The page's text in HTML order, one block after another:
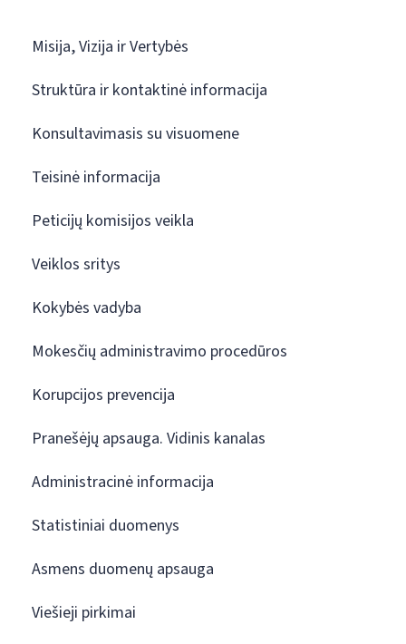
Misija, Vizija ir Vertybės
Struktūra ir kontaktinė informacija
Konsultavimasis su visuomene
Teisinė informacija
Peticijų komisijos veikla
Veiklos sritys
Kokybės vadyba
Mokesčių administravimo procedūros
Korupcijos prevencija
Pranešėjų apsauga. Vidinis kanalas
Administracinė informacija
Statistiniai duomenys
Asmens duomenų apsauga
Viešieji pirkimai